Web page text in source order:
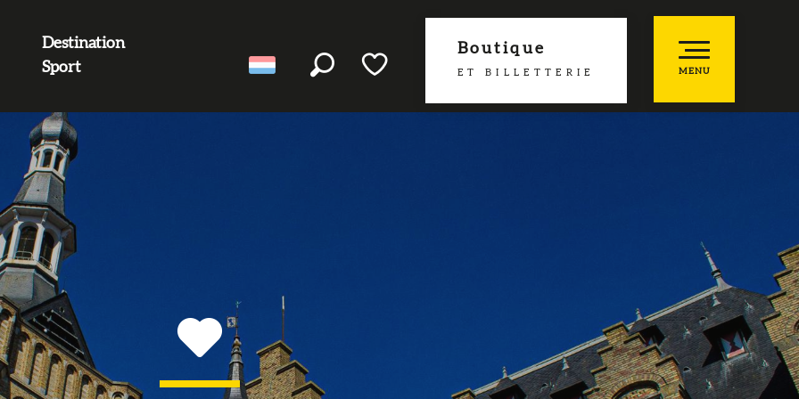
Boutique
ET BILLETTERIE
Destination
Sport
MENU